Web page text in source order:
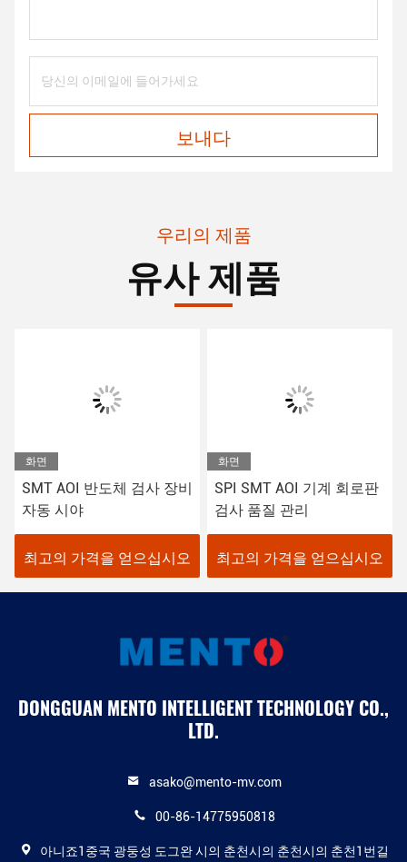
보내다
우리의 제품
유사 제품
화면
SMT AOI 반도체 검사 장비
자동 시야
최고의 가격을 얻으십시오
화면
SPI SMT AOI 기계 회로판
검사 품질 관리
최고의 가격을 얻으십시오
DONGGUAN MENTO INTELLIGENT TECHNOLOGY CO.,
LTD.
asako@mento-mv.com
00-86-14775950818
아니죠1중국 광둥성 도그완 시의 춘천시의 춘천시의 춘천1번길